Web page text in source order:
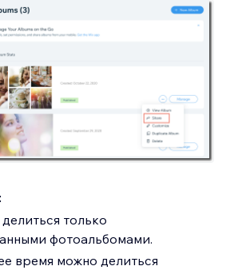
только
фотоальбомами.
время можно делиться